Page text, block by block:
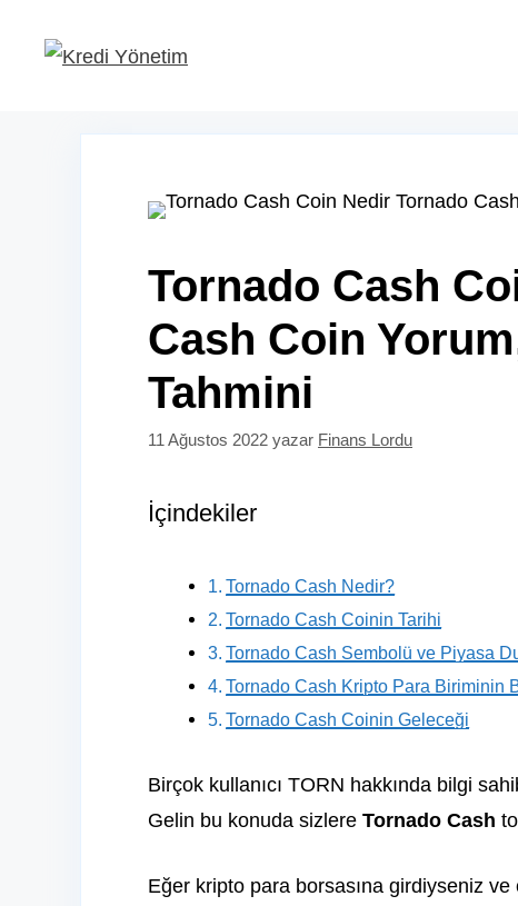
Tornado Cash
Cash Coin
Tahmini
11 Ağustos 2022 yazar Finans Lordu
İçindekiler
Tornado Cash Nedir?
Tornado Cash Coinin Tarihi
Tornado Cash Sembolü ve Piyasa
Tornado Cash Kripto Para Biriminin
Tornado Cash Coinin Geleceği
Birçok kullanıcı TORN hakkında bilgi
Gelin bu konuda sizlere Tornado Cash
Eğer kripto para borsasına girdiyseniz ve